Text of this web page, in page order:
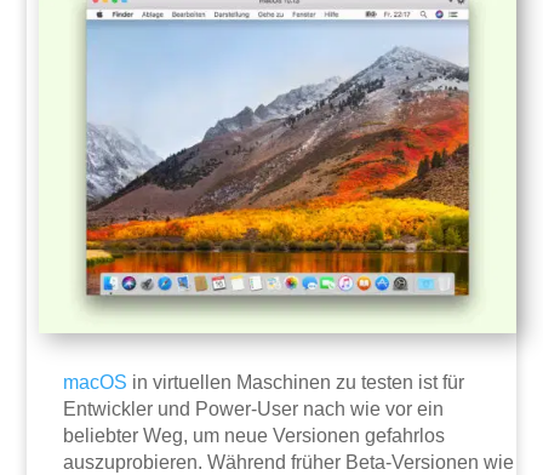
macOS in virtuellen Maschinen zu testen ist für
Entwickler und Power-User nach wie vor ein
beliebter Weg, um neue Versionen gefahrlos
auszuprobieren. Während früher Beta-Versionen wie